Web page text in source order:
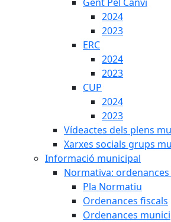
2024
2023
ERC
2024
2023
CUP
2024
2023
Vídeactes dels plens
Xarxes socials grups
Informació municipal
Normativa:
Pla Normatiu
Ordenances fiscals
Ordenances